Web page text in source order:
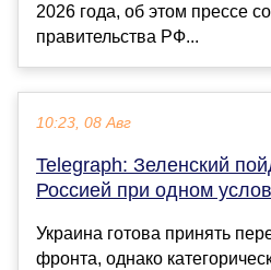
2026 года, об этом прессе
правительства РФ...
10:23, 08 Авг
Telegraph: Зеленский
Россией при одном
Украина готова принять
фронта, однако